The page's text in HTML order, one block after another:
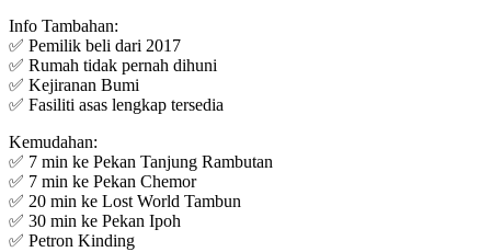
Info Tambahan:
✅ Pemilik beli dari 2017
✅ Rumah tidak pernah dihuni
✅ Kejiranan Bumi
✅ Fasiliti asas lengkap tersedia
Kemudahan:
✅ 7 min ke Pekan Tanjung Rambutan
✅ 7 min ke Pekan Chemor
✅ 20 min ke Lost World Tambun
✅ 30 min ke Pekan Ipoh
✅ Petron Kinding